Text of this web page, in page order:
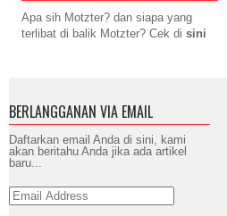
Apa sih Motzter? dan siapa yang
terlibat di balik Motzter? Cek di sini
BERLANGGANAN VIA EMAIL
Daftarkan email Anda di sini, kami
akan beritahu Anda jika ada artikel
baru...
Email
Address